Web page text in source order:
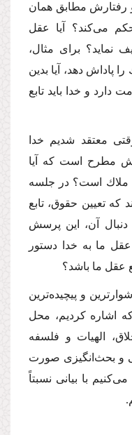
رفتارش مطابق همان
مى‌كند؟ آیا عقل
نماید؟ براى مثال،
پاداش دهد، آیا بدین
و خدا باید تابع
معتقد شدیم خدا
مطرح است كه آیا
ملاك است؟ در جلسه
تعیین حقوق، تابع
آن، این پرسش
ما به خدا دستور
عقل ما باشد؟
و پیچیده‌ترین
اشاره كردیم، محل
الهیات و فلسفه
و بحث‌انگیزى صورت
با بیانى نسبتاً